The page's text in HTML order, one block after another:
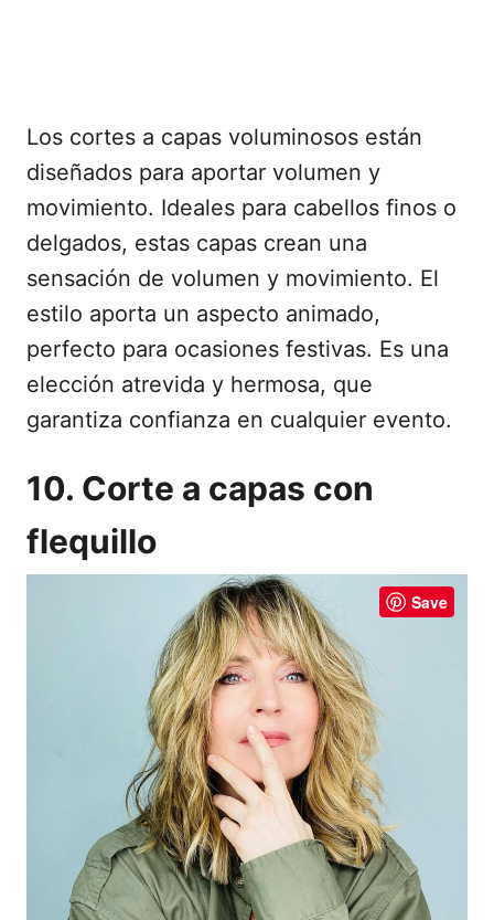
Los cortes a capas voluminosos están
diseñados para aportar volumen y
movimiento. Ideales para cabellos finos o
delgados, estas capas crean una
sensación de volumen y movimiento. El
estilo aporta un aspecto animado,
perfecto para ocasiones festivas. Es una
elección atrevida y hermosa, que
garantiza confianza en cualquier evento.
10. Corte a capas con
flequillo
Save